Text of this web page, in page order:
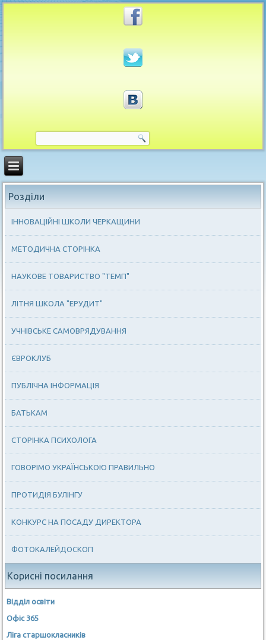
Розділи
ІННОВАЦІЙНІ ШКОЛИ ЧЕРКАЩИНИ
МЕТОДИЧНА СТОРІНКА
НАУКОВЕ ТОВАРИСТВО "ТЕМП"
ЛІТНЯ ШКОЛА "ЕРУДИТ"
УЧНІВСЬКЕ САМОВРЯДУВАННЯ
ЄВРОКЛУБ
ПУБЛІЧНА ІНФОРМАЦІЯ
БАТЬКАМ
СТОРІНКА ПСИХОЛОГА
ГОВОРІМО УКРАЇНСЬКОЮ ПРАВИЛЬНО
ПРОТИДІЯ БУЛІНГУ
КОНКУРС НА ПОСАДУ ДИРЕКТОРА
ФОТОКАЛЕЙДОСКОП
Корисні посилання
Відділ освіти
Офіс 365
Ліга старшокласників